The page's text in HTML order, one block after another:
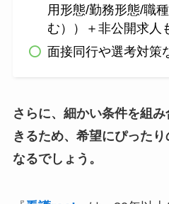
用形態/勤務形態/職
む））＋非公開求人
面接同行や選考対策
さらに、細かい条件を組
きるため、希望にぴった
なるでしょう。